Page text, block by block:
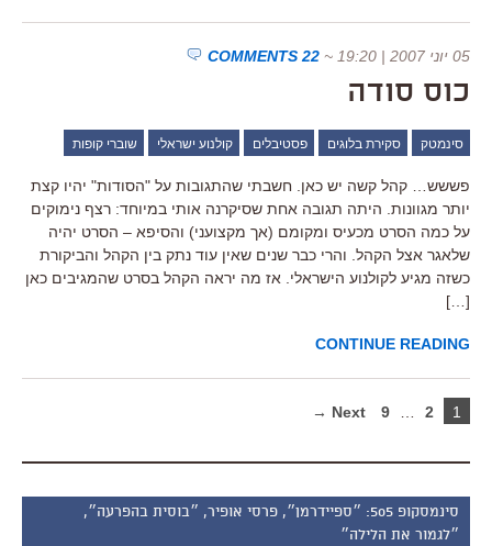
05 יוני 2007 | 19:20 ~
22 COMMENTS
כוס סודה
סינמטק סקירת בלוגים פסטיבלים קולנוע ישראלי שוברי קופות
פששש… קהל קשה יש כאן. חשבתי שהתגובות על "הסודות" יהיו קצת
יותר מגוונות. היתה תגובה אחת שסיקרנה אותי במיוחד: רצף נימוקים
על כמה הסרט מכעיס ומקומם (אך מקצועני) והסיפא – הסרט יהיה
שלאגר אצל הקהל. והרי כבר שנים שאין עוד נתק בין הקהל והביקורת
כשזה מגיע לקולנוע הישראלי. אז מה יראה הקהל בסרט שהמגיבים כאן
[…]
CONTINUE READING
1
2
9
Next →
סינמסקופ 505: ״ספיידרמן״, פרסי אופיר, ״בוסית בהפרעה״,
״לגמור את הלילה״